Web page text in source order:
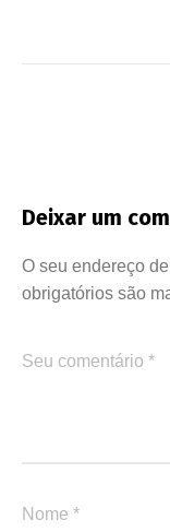
Deixar um
O seu endereço
obrigatórios são